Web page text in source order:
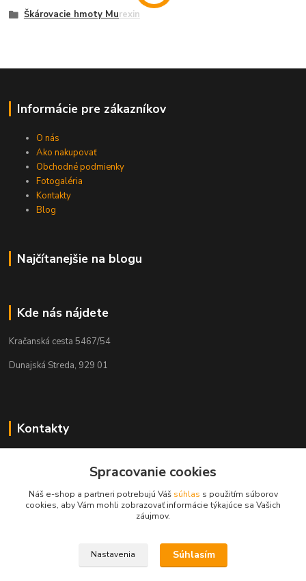
Škárovacie hmoty Murexin
Informácie pre zákazníkov
O nás
Ako nakupovať
Obchodné podmienky
Fotogaléria
Kontakty
Blog
Najčítanejšie na blogu
Kde nás nájdete
Kračanská cesta 5467/54
Dunajská Streda, 929 01
Kontakty
+421 908 775 701
info@kantorstav.sk
Spracovanie cookies
Náš e-shop a partneri potrebujú Váš súhlas s použitím súborov
cookies, aby Vám mohli zobrazovať informácie týkajúce sa Vašich
záujmov.
Nastavenia Súhlasím